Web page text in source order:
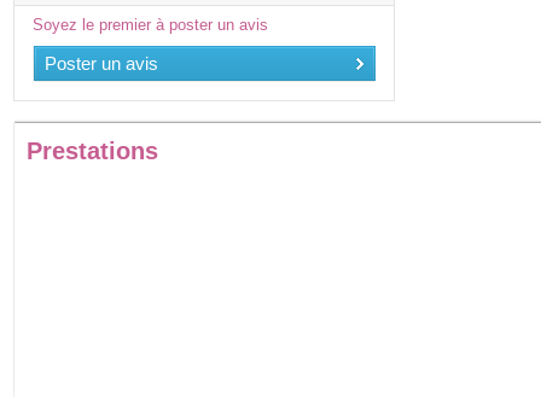
Soyez le premier à poster un avis
Poster un avis
Prestations